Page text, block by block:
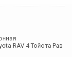
RAV 4 Тойота Рав